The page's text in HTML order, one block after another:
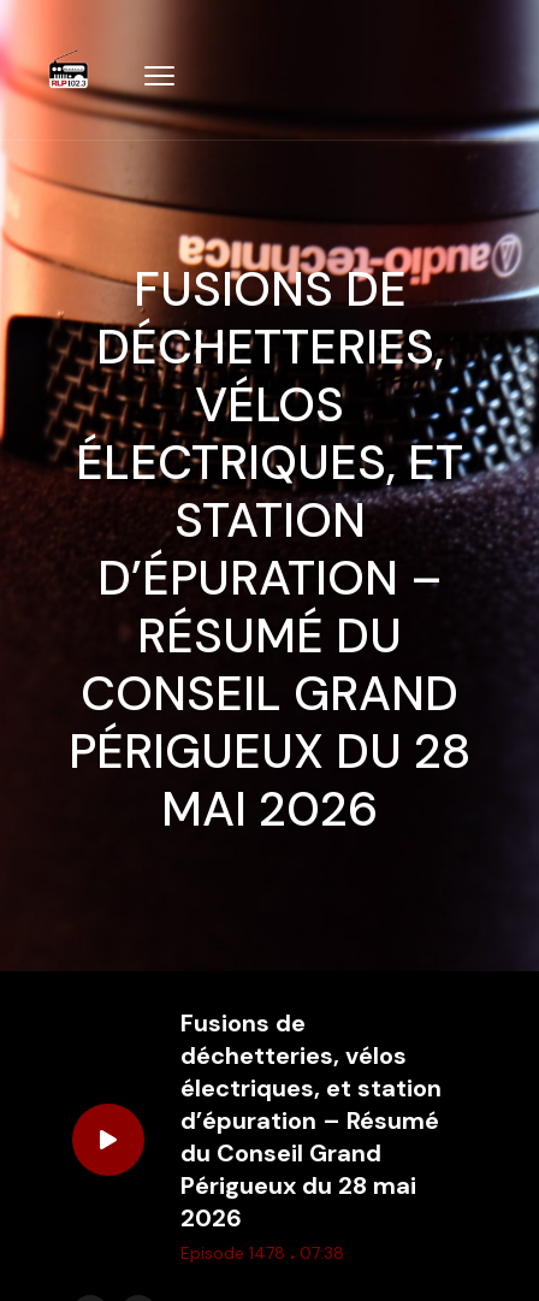
FUSIONS DE
DÉCHETTERIES,
VÉLOS
ÉLECTRIQUES, ET
STATION
D’ÉPURATION –
RÉSUMÉ DU
CONSEIL GRAND
PÉRIGUEUX DU 28
MAI 2026
Fusions de
déchetteries, vélos
électriques, et station
d’épuration – Résumé
du Conseil Grand
Périgueux du 28 mai
2026
Episode 1478 . 07:38